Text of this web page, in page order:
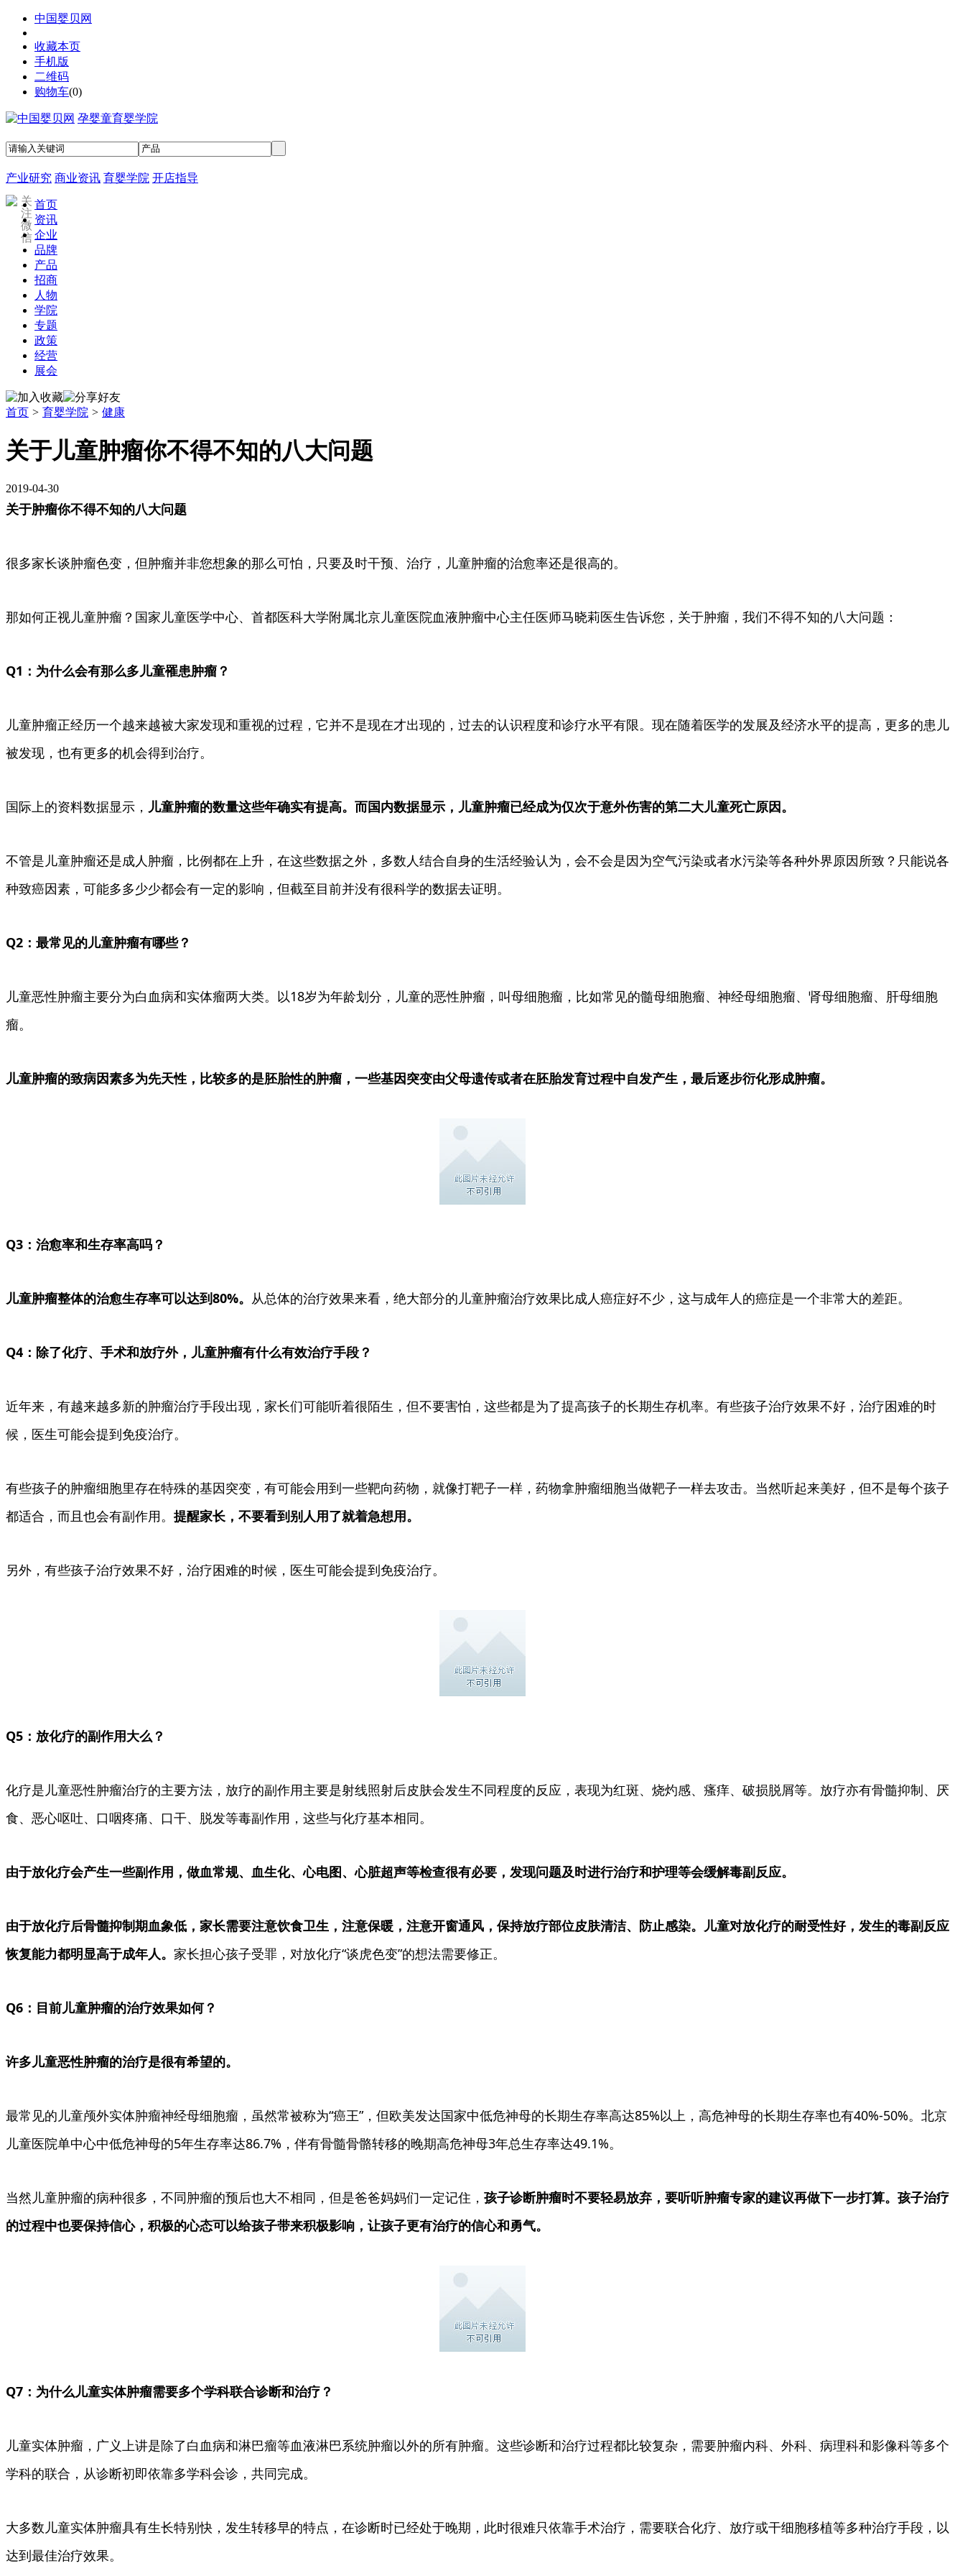
中国婴贝网
收藏本页
手机版
二维码
购物车(0)
孕婴童育婴学院
产业研究 商业资讯 育婴学院 开店指导
关
注
微
信
首页
资讯
企业
品牌
产品
招商
人物
学院
专题
政策
经营
展会
首页 > 育婴学院 > 健康
关于儿童肿瘤你不得不知的八大问题
2019-04-30
关于肿瘤你不得不知的八大问题
很多家长谈肿瘤色变，但肿瘤并非您想象的那么可怕，只要及时干预、治疗，儿童肿瘤的治愈率还是很高的。
那如何正视儿童肿瘤？国家儿童医学中心、首都医科大学附属北京儿童医院血液肿瘤中心主任医师马晓莉医生告诉您，关于肿瘤，我们不得不知的八大问题：
Q1：为什么会有那么多儿童罹患肿瘤？
儿童肿瘤正经历一个越来越被大家发现和重视的过程，它并不是现在才出现的，过去的认识程度和诊疗水平有限。现在随着医学的发展及经济水平的提高，更多的患儿
被发现，也有更多的机会得到治疗。
国际上的资料数据显示， 儿童肿瘤的数量这些年确实有提高。而国内数据显示，儿童肿瘤已经成为仅次于意外伤害的第二大儿童死亡原因。
不管是儿童肿瘤还是成人肿瘤，比例都在上升，在这些数据之外，多数人结合自身的生活经验认为，会不会是因为空气污染或者水污染等各种外界原因所致？只能说各
种致癌因素，可能多多少少都会有一定的影响，但截至目前并没有很科学的数据去证明。
Q2：最常见的儿童肿瘤有哪些？
儿童恶性肿瘤主要分为白血病和实体瘤两大类。以18岁为年龄划分，儿童的恶性肿瘤，叫母细胞瘤，比如常见的髓母细胞瘤、神经母细胞瘤、肾母细胞瘤、肝母细胞
瘤。
儿童肿瘤的致病因素多为先天性，比较多的是胚胎性的肿瘤，一些基因突变由父母遗传或者在胚胎发育过程中自发产生，最后逐步衍化形成肿瘤。
Q3：治愈率和生存率高吗？
儿童肿瘤整体的治愈生存率可以达到80%。 从总体的治疗效果来看，绝大部分的儿童肿瘤治疗效果比成人癌症好不少，这与成年人的癌症是一个非常大的差距。
Q4：除了化疗、手术和放疗外， 儿童肿瘤有什么有效治疗手段？
近年来，有越来越多新的肿瘤治疗手段出现，家长们可能听着很陌生，但不要害怕，这些都是为了提高孩子的长期生存机率。有些孩子治疗效果不好，治疗困难的时
候，医生可能会提到免疫治疗。
有些孩子的肿瘤细胞里存在特殊的基因突变，有可能会用到一些靶向药物，就像打靶子一样，药物拿肿瘤细胞当做靶子一样去攻击。当然听起来美好，但不是每个孩子
都适合，而且也会有副作用。 提醒家长，不要看到别人用了就着急想用。
另外，有些孩子治疗效果不好，治疗困难的时候，医生可能会提到免疫治疗。
Q5：放化疗的副作用大么？
化疗是儿童恶性肿瘤治疗的主要方法，放疗的副作用主要是射线照射后皮肤会发生不同程度的反应，表现为红斑、烧灼感、瘙痒、破损脱屑等。放疗亦有骨髓抑制、厌
食、恶心呕吐、口咽疼痛、口干、脱发等毒副作用，这些与化疗基本相同。
由于放化疗会产生一些副作用，做血常规、血生化、心电图、心脏超声等检查很有必要，发现问题及时进行治疗和护理等会缓解毒副反应。
由于放化疗后骨髓抑制期血象低，家长需要注意饮食卫生，注意保暖，注意开窗通风，保持放疗部位皮肤清洁、防止感染。儿童对放化疗的耐受性好，发生的毒副反应
恢复能力都明显高于成年人。 家长担心孩子受罪，对放化疗“谈虎色变”的想法需要修正。
Q6：目前儿童肿瘤的治疗效果如何？
许多儿童恶性肿瘤的治疗是很有希望的。
最常见的儿童颅外实体肿瘤神经母细胞瘤，虽然常被称为“癌王”，但欧美发达国家中低危神母的长期生存率高达85%以上，高危神母的长期生存率也有40%-50%。北京
儿童医院单中心中低危神母的5年生存率达86.7%，伴有骨髓骨骼转移的晚期高危神母3年总生存率达49.1%。
当然儿童肿瘤的病种很多，不同肿瘤的预后也大不相同，但是爸爸妈妈们一定记住， 孩子诊断肿瘤时不要轻易放弃，要听听肿瘤专家的建议再做下一步打算。孩子治疗
的过程中也要保持信心，积极的心态可以给孩子带来积极影响，让孩子更有治疗的信心和勇气。
Q7：为什么儿童实体肿瘤需要多个学科联合诊断和治疗？
儿童实体肿瘤，广义上讲是除了白血病和淋巴瘤等血液淋巴系统肿瘤以外的所有肿瘤。这些诊断和治疗过程都比较复杂，需要肿瘤内科、外科、病理科和影像科等多个
学科的联合，从诊断初即依靠多学科会诊，共同完成。
大多数儿童实体肿瘤具有生长特别快，发生转移早的特点，在诊断时已经处于晚期，此时很难只依靠手术治疗，需要联合化疗、放疗或干细胞移植等多种治疗手段，以
达到最佳治疗效果。